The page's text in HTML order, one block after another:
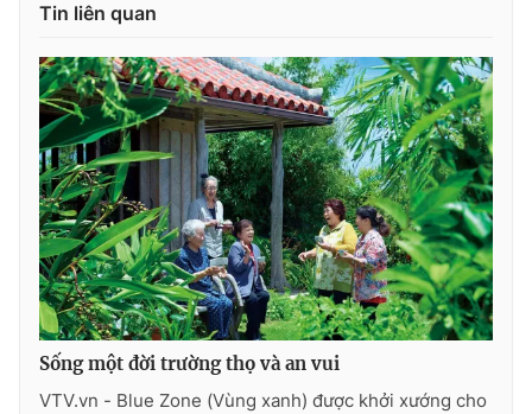
Tin liên quan
Sống một đời trường thọ và an vui
VTV.vn - Blue Zone (Vùng xanh) được khởi xướng cho